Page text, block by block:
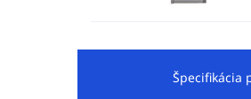
Špecifikácia